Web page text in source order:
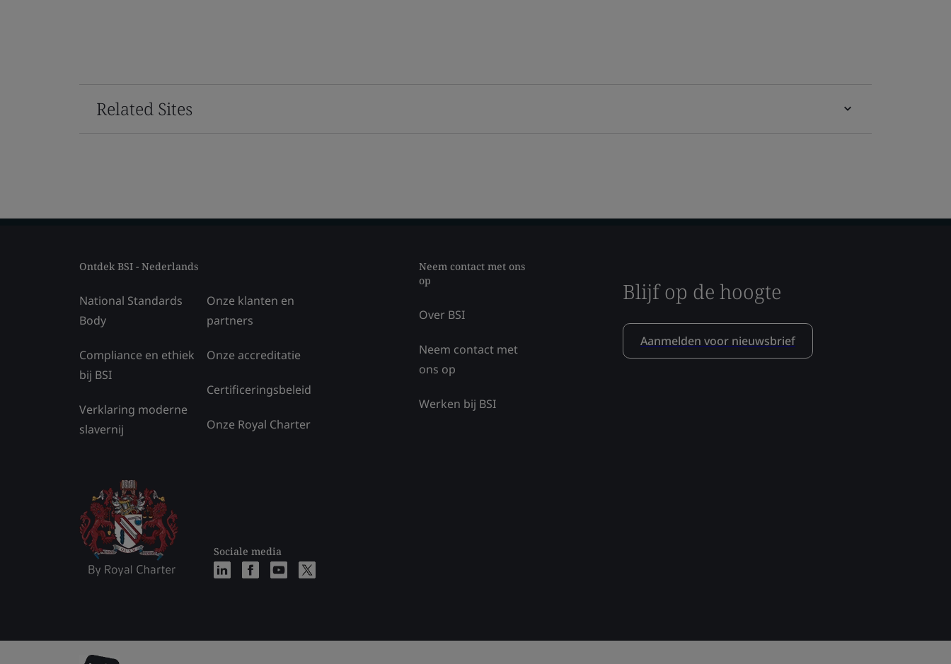
Related Sites
Ontdek BSI - Nederlands
National Standards
Body
Compliance en ethiek
bij BSI
Verklaring moderne
slavernij
Onze klanten en
partners
Onze accreditatie
Certificeringsbeleid
Onze Royal Charter
Sociale media
Neem contact met ons
op
Over BSI
Neem contact met
ons op
Werken bij BSI
Blijf op de hoogte
Aanmelden voor nieuwsbrief